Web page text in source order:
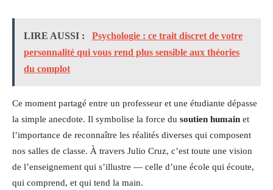
LIRE AUSSI :
Psychologie : ce trait discret de votre
personnalité qui vous rend plus sensible aux théories
du complot
Ce moment partagé entre un professeur et une étudiante dépasse
la simple anecdote. Il symbolise la force du soutien humain et
l’importance de reconnaître les réalités diverses qui composent
nos salles de classe. À travers Julio Cruz, c’est toute une vision
de l’enseignement qui s’illustre — celle d’une école qui écoute,
qui comprend, et qui tend la main.